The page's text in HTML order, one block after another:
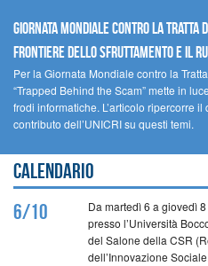
GIORNATA MONDIALE CONTRO LA
FRONTIERE DELLO SFRUTTAMENTO E IL
Per la Giornata Mondiale contro la
“Trapped Behind the Scam” mette in
frodi informatiche. L’articolo ripercorre
contributo dell’UNICRI su questi temi.
Calendario
6/10
Da martedì 6 a giovedì
presso l’Università
del Salone della CSR
dell’Innovazione Sociale.